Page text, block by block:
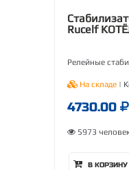
Rucelf
Релейные
На складе |
4730.00
5973
В КОРЗИНУ